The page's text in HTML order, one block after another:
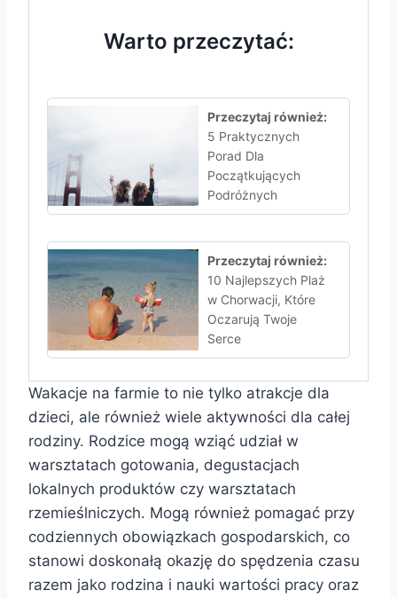
Warto przeczytać:
Przeczytaj również:
5 Praktycznych
Porad Dla
Początkujących
Podróżnych
Przeczytaj również:
10 Najlepszych Plaż
w Chorwacji, Które
Oczarują Twoje
Serce
Wakacje na farmie to nie tylko atrakcje dla
dzieci, ale również wiele aktywności dla całej
rodziny. Rodzice mogą wziąć udział w
warsztatach gotowania, degustacjach
lokalnych produktów czy warsztatach
rzemieślniczych. Mogą również pomagać przy
codziennych obowiązkach gospodarskich, co
stanowi doskonałą okazję do spędzenia czasu
razem jako rodzina i nauki wartości pracy oraz